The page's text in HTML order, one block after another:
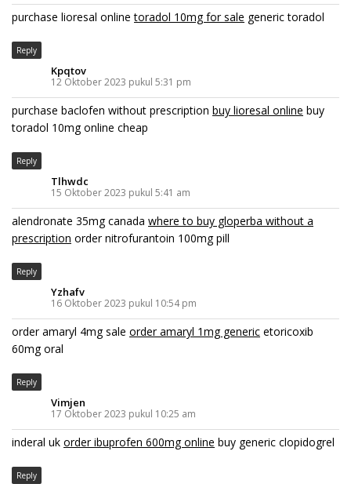
purchase lioresal onlinetoradol 10mg for sale generic toradol
Reply
Kpqtov
12 Oktober 2023 pukul 5:31 pm
purchase baclofen without prescription buy lioresal online buy
toradol 10mg online cheap
Reply
Tlhwdc
15 Oktober 2023 pukul 5:41 am
alendronate 35mg canada where to buy gloperba without a
prescription order nitrofurantoin 100mg pill
Reply
Yzhafv
16 Oktober 2023 pukul 10:54 pm
order amaryl 4mg sale order amaryl 1mg generic etoricoxib
60mg oral
Reply
Vimjen
17 Oktober 2023 pukul 10:25 am
inderal uk order ibuprofen 600mg online buy generic clopidogrel
Reply